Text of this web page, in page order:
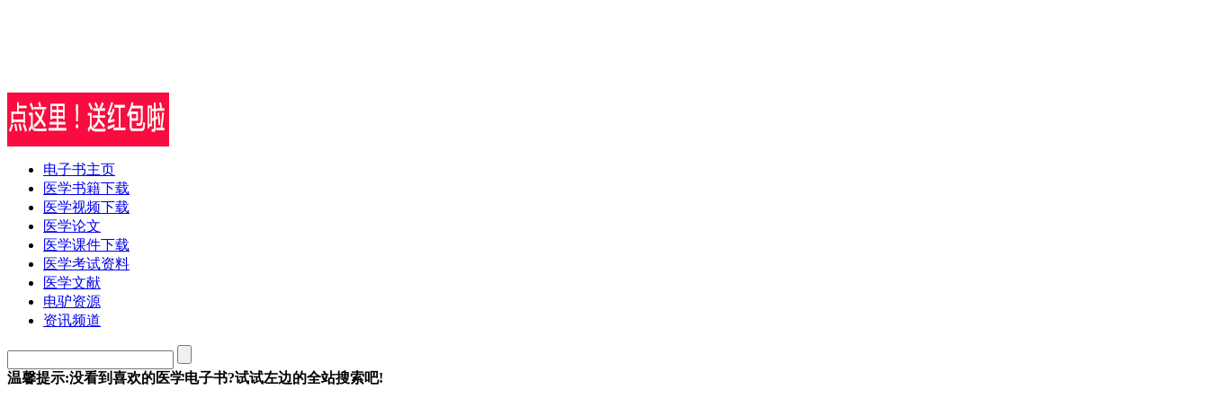
电子书主页
医学书籍下载
医学视频下载
医学论文
医学课件下载
医学考试资料
医学文献
电驴资源
资讯频道
温馨提示:没看到喜欢的医学电子书?试试左边的全站搜索吧!